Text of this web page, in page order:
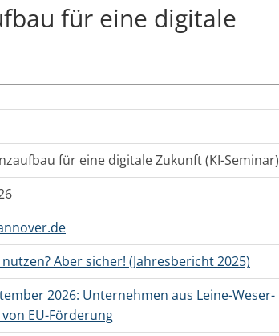
für eine digitale
für eine digitale Zukunft (KI-Seminar)
Aber sicher! (Jahresbericht 2025)
2026: Unternehmen aus Leine-Weser-
EU-Förderung